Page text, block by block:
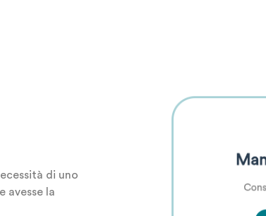
di uno
avesse la